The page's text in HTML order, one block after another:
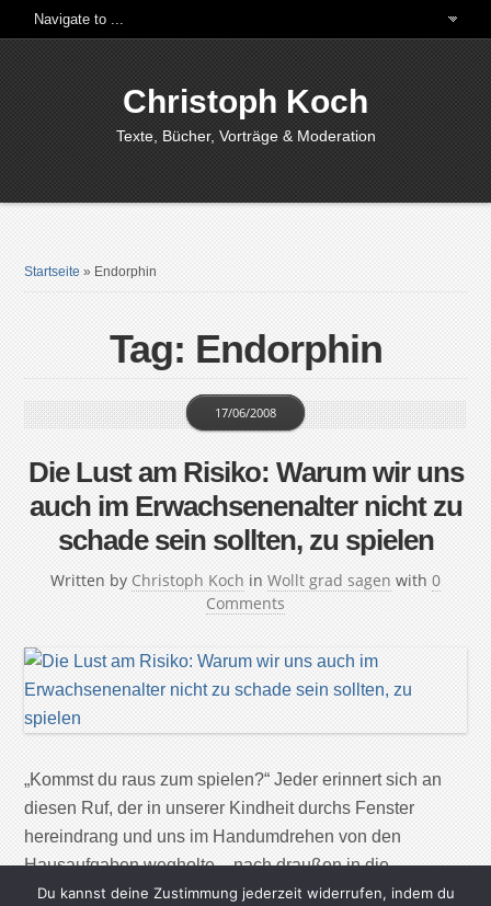
Christoph Koch
Texte, Bücher, Vorträge & Moderation
Startseite » Endorphin
Tag: Endorphin
Die Lust am Risiko: Warum wir uns
auch im Erwachsenenalter nicht zu
schade sein sollten, zu spielen
Written by Christoph Koch
17/06/2008
in Wollt grad sagen with 0
Comments
„Kommst du raus zum spielen?“ Jeder erinnert sich an
diesen Ruf, der in unserer Kindheit durchs Fenster
hereindrang und uns im Handumdrehen von den
Hausaufgaben wegholte – nach draußen in die
aufregendere Welt des Spiels. Egal, ob es hart
Du kannst deine Zustimmung jederzeit widerrufen, indem du